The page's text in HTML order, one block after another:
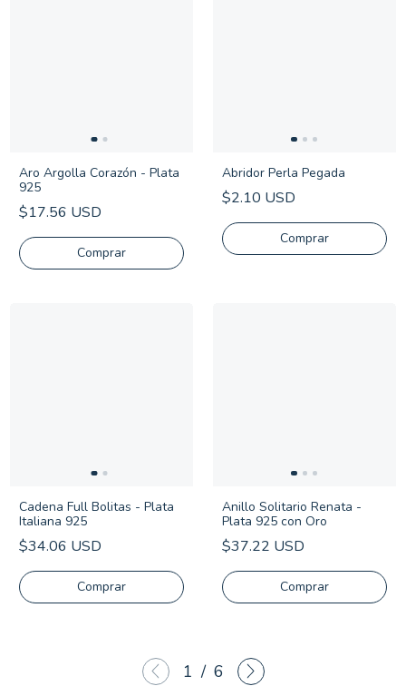
Aro Argolla Corazón - Plata
925
$17.56 USD
Abridor Perla Pegada
$2.10 USD
Comprar
Cadena Full Bolitas - Plata
Italiana 925
$34.06 USD
Comprar
Anillo Solitario Renata -
Plata 925 con Oro
$37.22 USD
Comprar
1 / 6